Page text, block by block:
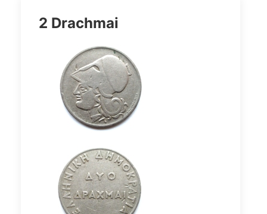
2 Drachmai